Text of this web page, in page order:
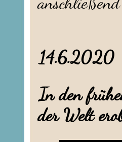
In den
der Welt